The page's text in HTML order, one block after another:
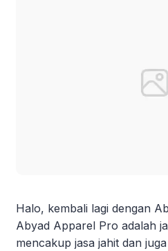
Halo, kembali lagi dengan
Abyad Apparel Pro adalah
mencakup jasa jahit dan